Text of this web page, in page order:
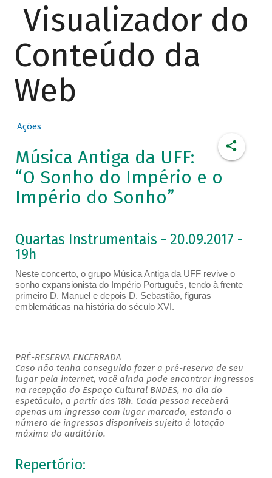
Visualizador do
Conteúdo da
Web
Ações
Música Antiga da UFF:
“O Sonho do Império e o
Império do Sonho”
Quartas Instrumentais - 20.09.2017 -
19h
Neste concerto, o grupo Música Antiga da UFF revive o
sonho expansionista do Império Português, tendo à frente
primeiro D. Manuel e depois D. Sebastião, figuras
emblemáticas na história do século XVI.
PRÉ-RESERVA ENCERRADA
Caso não tenha conseguido fazer a pré-reserva de seu
lugar pela internet, você ainda pode encontrar ingressos
na recepção do Espaço Cultural BNDES, no dia do
espetáculo, a partir das 18h. Cada pessoa receberá
apenas um ingresso com lugar marcado, estando o
número de ingressos disponíveis sujeito à lotação
máxima do auditório.
Repertório: